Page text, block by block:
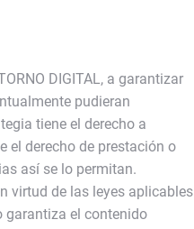
DIGITAL, a garantizar
pudieran
tiene el derecho a
el derecho de prestación o
así se lo permitan.
virtud de las leyes aplicables
garantiza el contenido